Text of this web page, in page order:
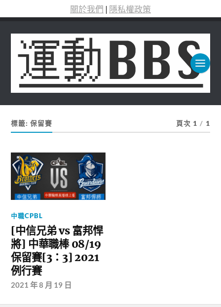
關於我們 | 隱私權政策
標籤:保留賽 頁次 1 / 1
中職CPBL
[中信兄弟 vs 富邦悍
將] 中華職棒 08/19
保留賽[3：3] 2021
例行賽
2021 年 8 月 19 日